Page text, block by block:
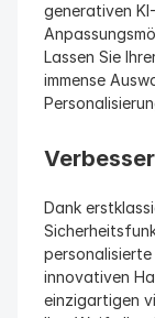
generativen
Lassen Sie
immense
Dank
innovativen
einzigartigen